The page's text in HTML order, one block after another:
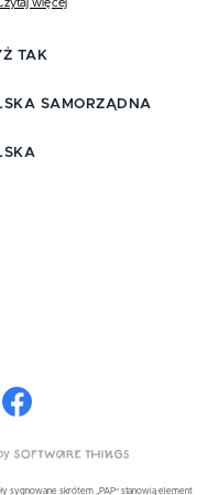
więcej
TAK
SAMORZĄDNA
sygnowane skrótem „PAP” stanowią element